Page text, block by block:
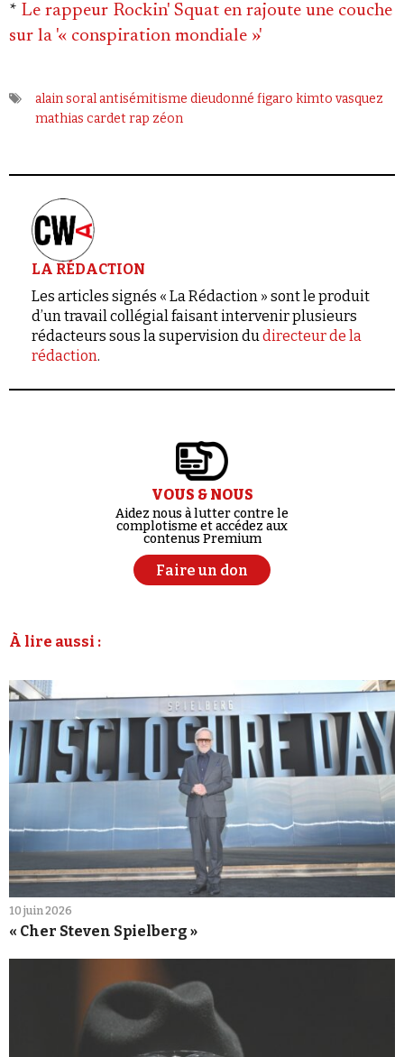
* Le rappeur Rockin' Squat en rajoute une couche
sur la '« conspiration mondiale »'
alain soral antisémitisme dieudonné figaro kimto vasquez
mathias cardet rap zéon
LA RÉDACTION
Les articles signés « La Rédaction » sont le produit
d’un travail collégial faisant intervenir plusieurs
rédacteurs sous la supervision dudirecteur de la
rédaction.
VOUS & NOUS
Aidez nous à lutter contre le
complotisme et accédez aux
contenus Premium
Faire un don
À lire aussi :
10 juin 2026
« Cher Steven Spielberg »